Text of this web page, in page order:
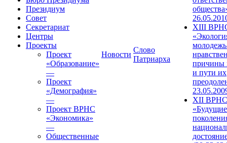
Президиум
Совет
Секретариат
Центры
Проекты
Проект
«Образование»
—
Проект
«Демография»
—
Проект ВРНС
«Экономика»
—
Общественные
Новости
Слово
Патриарха
XIII
причины
и пути их
XII ВРНС
«Будущие